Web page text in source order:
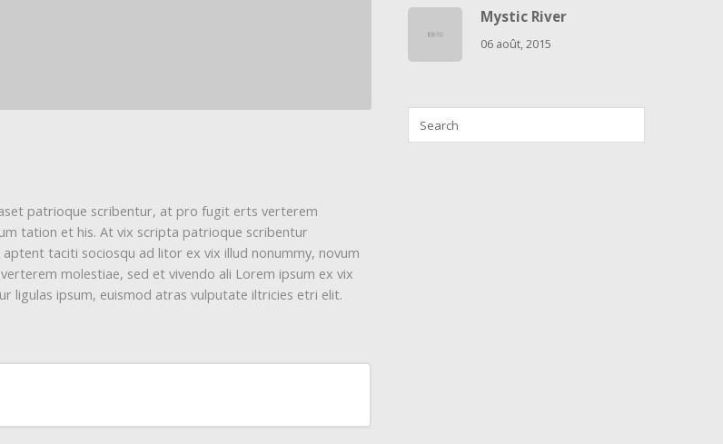
patrioque scribentur, at pro fugit erts verterem
tation et his. At vix scripta patrioque scribentur
taciti sociosqu ad litor ex vix illud nonummy, novum
molestiae, sed et vivendo ali Lorem ipsum ex vix
ligulas ipsum, euismod atras vulputate iltricies etri elit.
Mystic River
06 août, 2015